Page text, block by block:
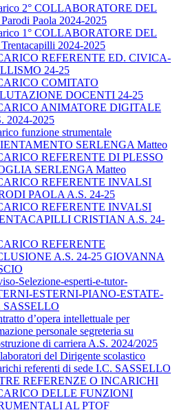
2° COLLABORATORE DEL
Paola 2024-2025
1° COLLABORATORE DEL
2024-2025
REFERENTE ED. CIVICA-
24-25
COMITATO
DOCENTI 24-25
ANIMATORE DIGITALE
2024-2025
funzione strumentale
SERLENGA Matteo
REFERENTE DI PLESSO
SERLENGA Matteo
REFERENTE INVALSI
PAOLA A.S. 24-25
REFERENTE INVALSI
CRISTIAN A.S. 24-
REFERENTE
A.S. 24-25 GIOVANNA
Selezione-esperti-e-tutor-
ESTERNI-PIANO-ESTATE-
SASSELLO
d’opera intellettuale per
personale segreteria su
di carriera A.S. 2024/2025
del Dirigente scolastico
referenti di sede I.C. SASSELLO
REFERENZE O INCARICHI
DELLE FUNZIONI
AL PTOF